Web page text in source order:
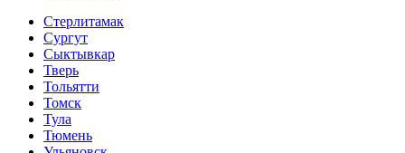
Стерлитамак
Сургут
Сыктывкар
Тверь
Тольятти
Томск
Тула
Тюмень